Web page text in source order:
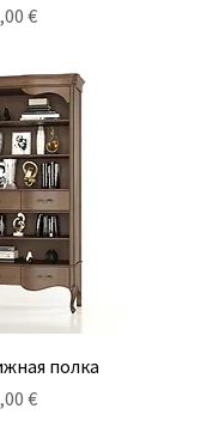
€
полка
€